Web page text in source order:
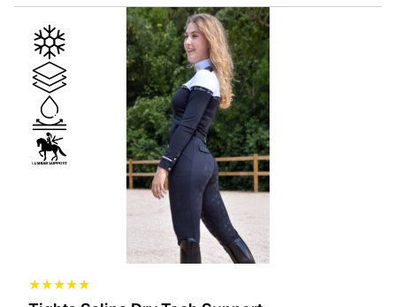
★★★★★
vare
har
flere
varianter.
Mulighederne
kan
vælges
på
varesiden